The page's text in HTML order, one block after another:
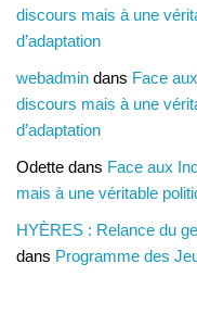
discours mais à une
d’adaptation
webadmin dans Face
discours mais à une
d’adaptation
Odette dans Face aux
mais à une véritable
HYÈRES : Relance du
dans Programme des